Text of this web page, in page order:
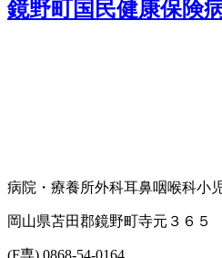
鏡野町国民健康保険
病院・療養所外科耳鼻咽喉科小
岡山県苫田郡鏡野町寺元３６５
(F専) 0868-54-0164